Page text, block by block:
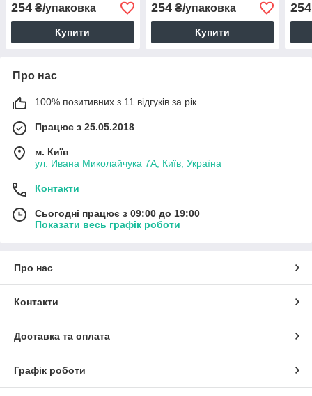
254 ₴/упаковка
Купити
254₴/упаковка
Купити
254
Про нас
100% позитивних з 11 відгуків за рік
Працює з 25.05.2018
м. Київ
ул. Ивана Миколайчука 7А, Київ, Україна
Контакти
Сьогодні працює з 09:00 до 19:00
Показати весь графік роботи
Про нас
Контакти
Доставка та оплата
Графік роботи